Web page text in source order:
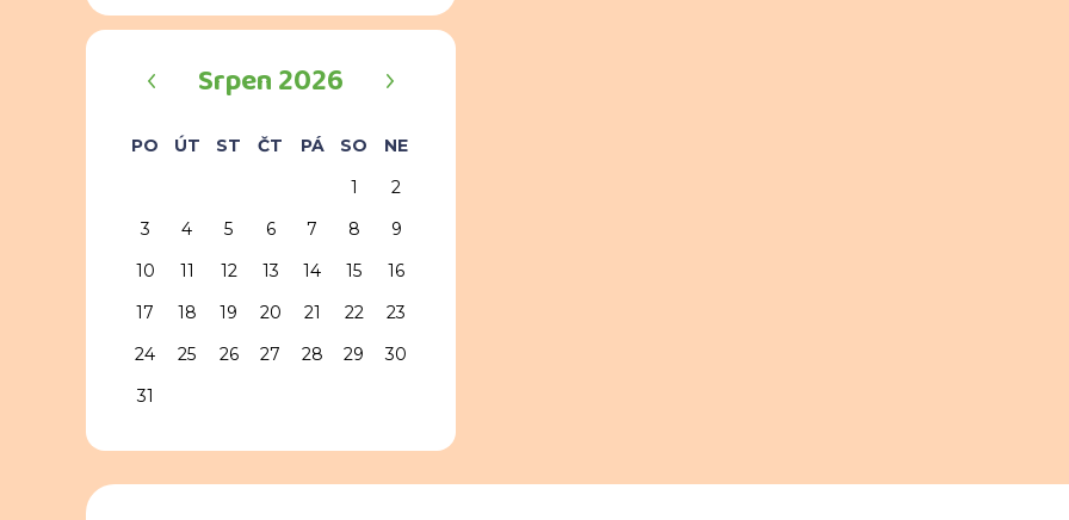
Srpen 2026
PO ÚT ST ČT PÁ SO
NE
1
2
3
4 5 6 7 8
9
10
11 12 13 14 15
16
17
18 19 20 21 22
23
24
25 26 27 28 29
30
31